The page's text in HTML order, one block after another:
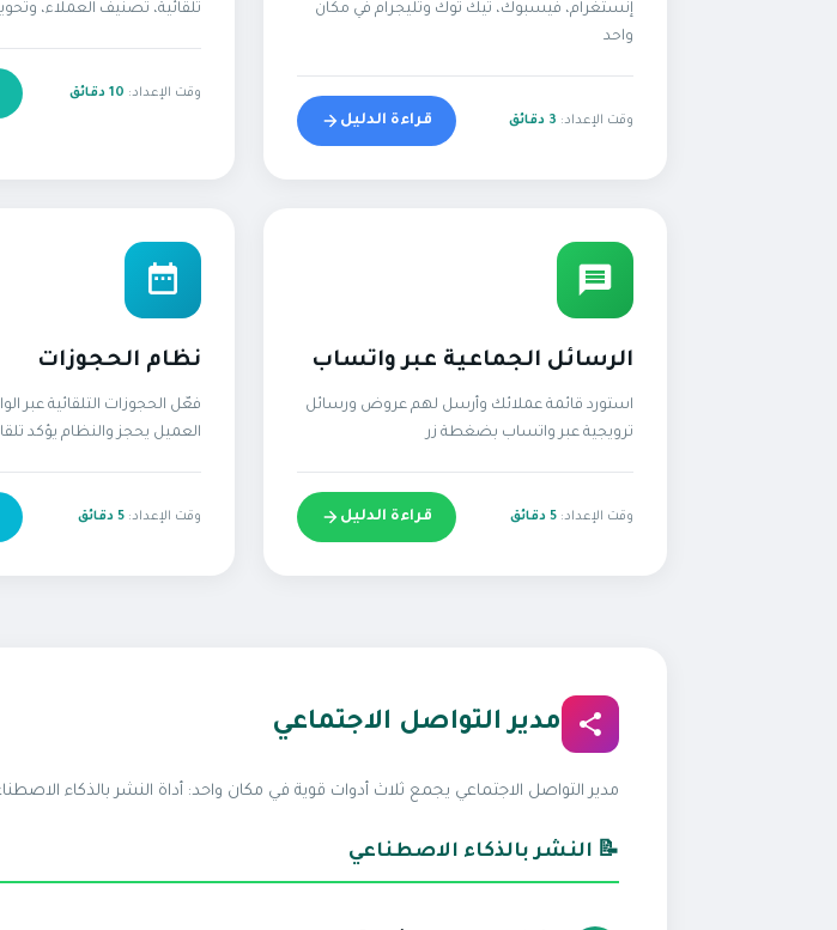
إنستغرام، فيسبوك، تيك توك وتليجرام في مكان
واحد
وقت الإعداد: 3 دقائق قراءة الدليل
تلقائية، تصنيف العملاء،
وقت الإعداد: 10 دقائق
الرسائل الجماعية عبر واتساب
استورد قائمة عملائك وأرسل لهم عروض ورسائل
ترويجية عبر واتساب بضغطة زر
وقت الإعداد: 5 دقائق قراءة الدليل
نظام الحجوزات
فعّل الحجوزات التلقائية عبر
العميل يحجز والنظام يؤكد
وقت الإعداد:5 دقائق
مدير التواصل الاجتماعي
مدير التواصل الاجتماعي يجمع ثلاث أدوات قوية في مكان واحد: أداة النشر بالذكاء
📝 النشر بالذكاء الاصطناعي